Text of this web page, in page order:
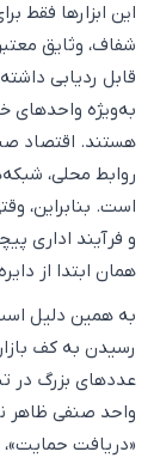
این ابزارها فقط
شفاف، وثایق
قابل ردیابی
به‌ویژه واحدهای
هستند. اقتصاد
روابط محلی،
است. بنابراین،
و فرآیند اداری
همان ابتدا از
به همین دلیل
رسیدن به کف
عددهای بزرگ در
واحد صنفی ظاهر
«دریافت حمایت»،